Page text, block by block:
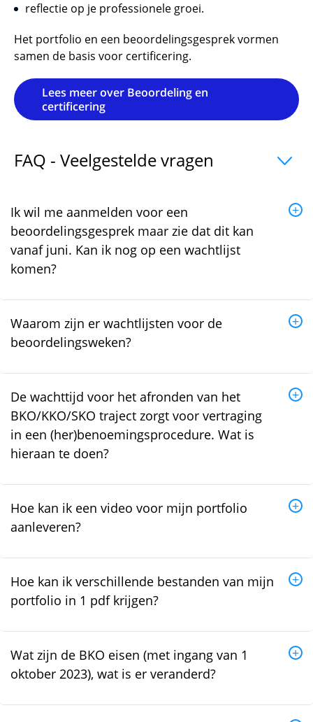
reflectie op je professionele groei.
Het portfolio en een beoordelingsgesprek vormen
samen de basis voor certificering.
Lees meer over Beoordeling en
certificering
FAQ - Veelgestelde vragen uitklapper,
Ik wil me aanmelden voor een
beoordelingsgesprek maar zie dat dit kan
vanaf juni. Kan ik nog op een wachtlijst
komen?
Waarom zijn er wachtlijsten voor de
beoordelingsweken?
De wachttijd voor het afronden van het
BKO/KKO/SKO traject zorgt voor vertraging
in een (her)benoemingsprocedure. Wat is
hieraan te doen?
Hoe kan ik een video voor mijn portfolio
aanleveren?
Hoe kan ik verschillende bestanden van mijn
portfolio in 1 pdf krijgen?
Wat zijn de BKO eisen (met ingang van 1
oktober 2023), wat is er veranderd?